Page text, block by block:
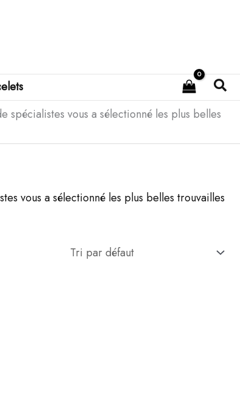
vous a sélectionné les plus belles
vous a sélectionné les plus belles trouvailles